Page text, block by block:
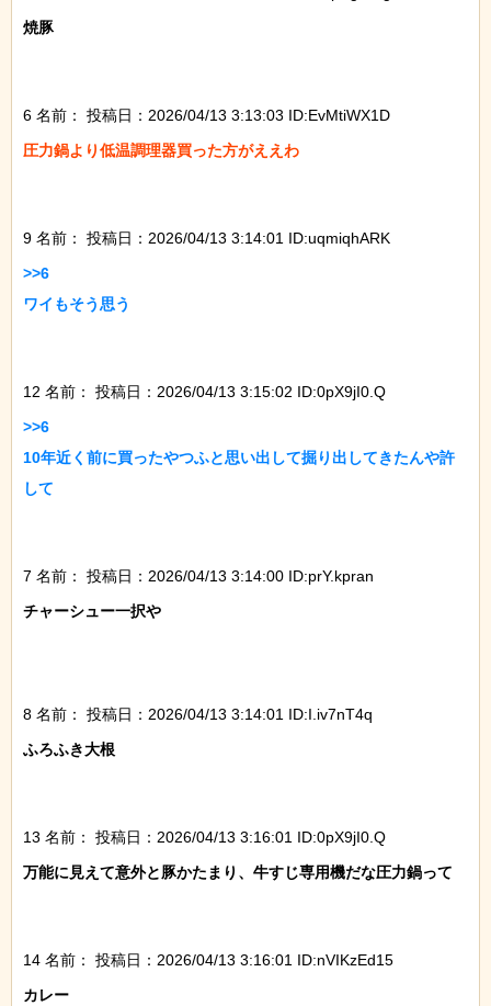
焼豚
6 名前：
投稿日：2026/04/13 3:13:03 ID:EvMtiWX1D
圧力鍋より低温調理器買った方がええわ
9 名前：
投稿日：2026/04/13 3:14:01 ID:uqmiqhARK
>>6
ワイもそう思う
12 名前：
投稿日：2026/04/13 3:15:02 ID:0pX9jI0.Q
>>6
10年近く前に買ったやつふと思い出して掘り出してきたんや許
して
7 名前：
投稿日：2026/04/13 3:14:00 ID:prY.kpran
チャーシュー一択や
8 名前：
投稿日：2026/04/13 3:14:01 ID:I.iv7nT4q
ふろふき大根
13 名前：
投稿日：2026/04/13 3:16:01 ID:0pX9jI0.Q
万能に見えて意外と豚かたまり、牛すじ専用機だな圧力鍋って
14 名前：
投稿日：2026/04/13 3:16:01 ID:nVIKzEd15
カレー